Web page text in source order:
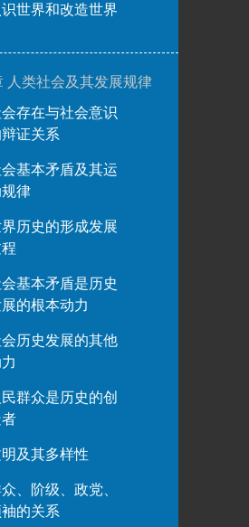
世界和改造世界
人类社会及其发展规律
存在与社会意识
证关系
基本矛盾及其运
律
历史的形成发展
基本矛盾是历史
的根本动力
历史发展的其他
民群众是历史的创
及其多样性
、阶级、政党、
的关系